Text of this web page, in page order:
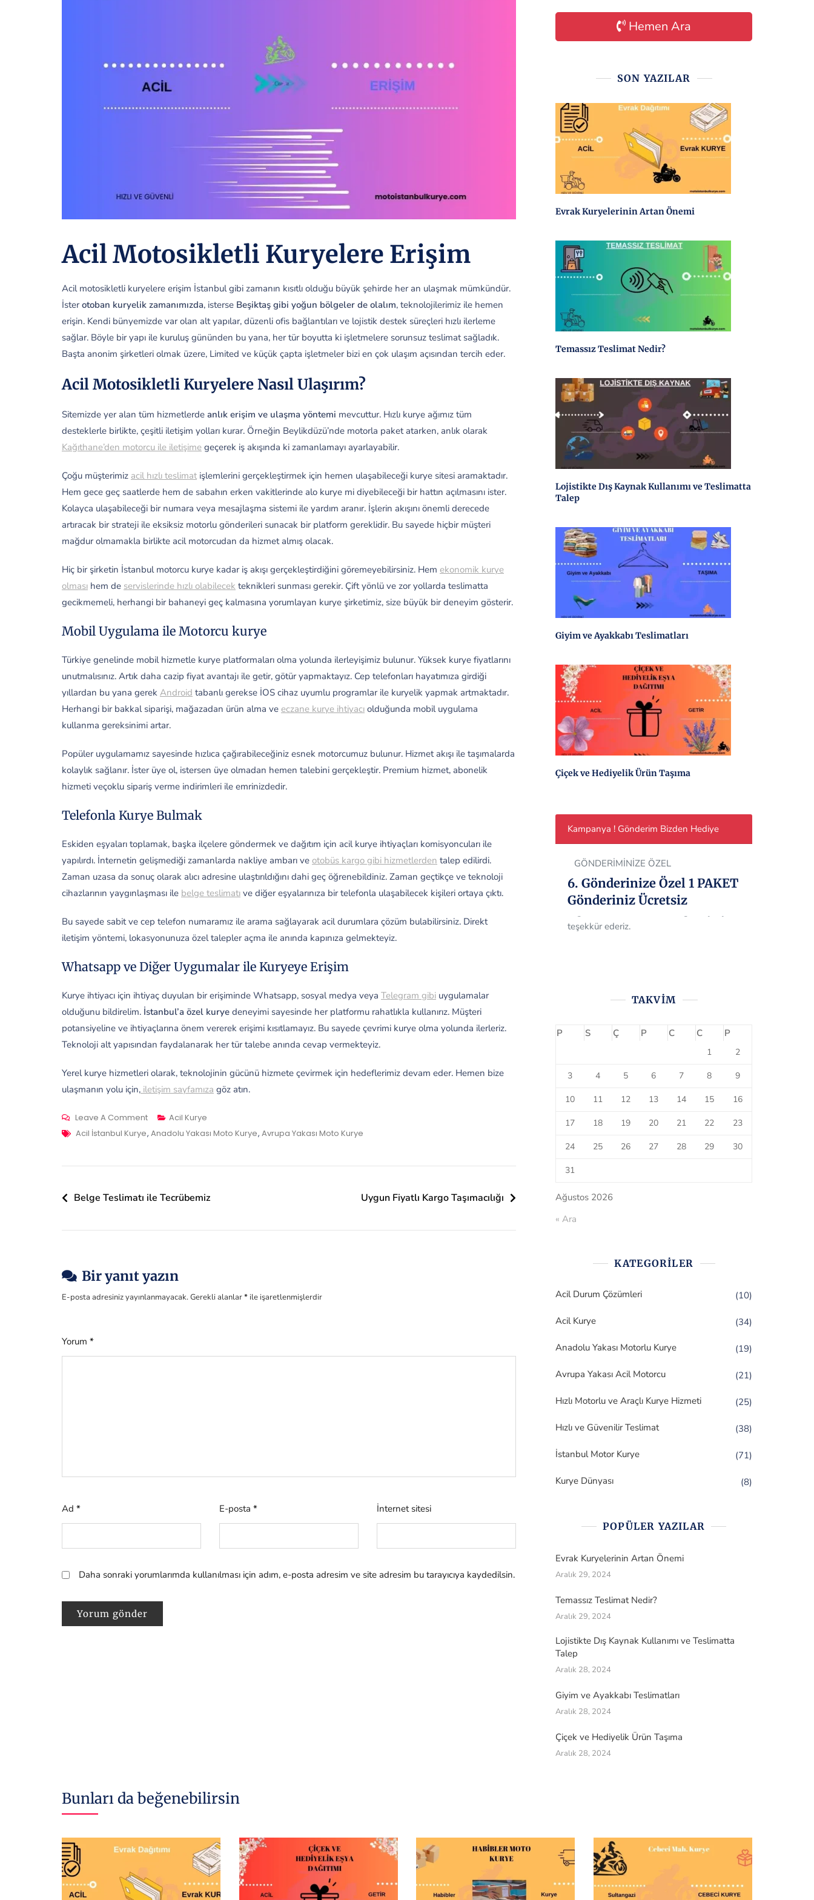
Acil Motosikletli Kuryelere Erişim
Acil motosikletli kuryelere erişim İstanbul gibi zamanın kısıtlı olduğu büyük şehirde her an ulaşmak mümkündür.
İsterotoban kuryelik zamanımızda, isterse Beşiktaş gibi yoğun bölgeler de olalım, teknolojilerimiz ile hemen
erişin. Kendi bünyemizde var olan alt yapılar, düzenli ofis bağlantıları ve lojistik destek süreçleri hızlı ilerleme
sağlar. Böyle bir yapı ile kuruluş gününden bu yana, her tür boyutta ki işletmelere sorunsuz teslimat sağladık.
Başta anonim şirketleri olmak üzere, Limited ve küçük çapta işletmeler bizi en çok ulaşım açısından tercih eder.
Acil Motosikletli Kuryelere Nasıl Ulaşırım?
Sitemizde yer alan tüm hizmetlerde anlık erişim ve ulaşma yöntemi mevcuttur. Hızlı kurye ağımız tüm
desteklerle birlikte, çeşitli iletişim yolları kurar. Örneğin Beylikdüzü’nde motorla paket atarken, anlık olarak
Kağıthane’den motorcu ile iletişime geçerek iş akışında ki zamanlamayı ayarlayabilir.
Çoğu müşterimiz acil hızlı teslimat işlemlerini gerçekleştirmek için hemen ulaşabileceği kurye sitesi aramaktadır.
Hem gece geç saatlerde hem de sabahın erken vakitlerinde alo kurye mi diyebileceği bir hattın açılmasını ister.
Kolayca ulaşabileceği bir numara veya mesajlaşma sistemi ile yardım aranır. İşlerin akışını önemli derecede
artıracak bir strateji ile eksiksiz motorlu gönderileri sunacak bir platform gereklidir. Bu sayede hiçbir müşteri
mağdur olmamakla birlikte acil motorcudan da hizmet almış olacak.
Hiç bir şirketin İstanbul motorcu kurye kadar iş akışı gerçekleştirdiğini göremeyebilirsiniz. Hem ekonomik kurye
olması hem de servislerinde hızlı olabilecek teknikleri sunması gerekir. Çift yönlü ve zor yollarda teslimatta
gecikmemeli, herhangi bir bahaneyi geç kalmasına yorumlayan kurye şirketimiz, size büyük bir deneyim gösterir.
Mobil Uygulama ile Motorcu kurye
Türkiye genelinde mobil hizmetle kurye platformaları olma yolunda ilerleyişimiz bulunur. Yüksek kurye fiyatlarını
unutmalısınız. Artık daha cazip fiyat avantajı ile getir, götür yapmaktayız. Cep telefonları hayatımıza girdiği
yıllardan bu yana gerek Android tabanlı gerekse İOS cihaz uyumlu programlar ile kuryelik yapmak artmaktadır.
Herhangi bir bakkal siparişi, mağazadan ürün alma ve eczane kurye ihtiyacı olduğunda mobil uygulama
kullanma gereksinimi artar.
Popüler uygulamamız sayesinde hızlıca çağırabileceğiniz esnek motorcumuz bulunur. Hizmet akışı ile taşımalarda
kolaylık sağlanır. İster üye ol, istersen üye olmadan hemen talebini gerçekleştir. Premium hizmet, abonelik
hizmeti veçoklu sipariş verme indirimleri ile emrinizdedir.
Telefonla Kurye Bulmak
Eskiden eşyaları toplamak, başka ilçelere göndermek ve dağıtım için acil kurye ihtiyaçları komisyoncuları ile
yapılırdı. İnternetin gelişmediği zamanlarda nakliye ambarı ve otobüs kargo gibi hizmetlerden talep edilirdi.
Zaman uzasa da sonuç olarak alıcı adresine ulaştırıldığını dahi geç öğrenebildiniz. Zaman geçtikçe ve teknoloji
cihazlarının yaygınlaşması ile belge teslimatı ve diğer eşyalarınıza bir telefonla ulaşabilecek kişileri ortaya çıktı.
Bu sayede sabit ve cep telefon numaramız ile arama sağlayarak acil durumlara çözüm bulabilirsiniz. Direkt
iletişim yöntemi, lokasyonunuza özel talepler açma ile anında kapınıza gelmekteyiz.
Whatsapp ve Diğer Uygumalar ile Kuryeye Erişim
Kurye ihtiyacı için ihtiyaç duyulan bir erişiminde Whatsapp, sosyal medya veya Telegram gibi uygulamalar
olduğunu bildirelim. İstanbul’a özel kurye deneyimi sayesinde her platformu rahatlıkla kullanırız. Müşteri
potansiyeline ve ihtiyaçlarına önem vererek erişimi kısıtlamayız. Bu sayede çevrimi kurye olma yolunda ilerleriz.
Teknoloji alt yapısından faydalanarak her tür talebe anında cevap vermekteyiz.
Yerel kurye hizmetleri olarak, teknolojinin gücünü hizmete çevirmek için hedeflerimiz devam eder. Hemen bize
ulaşmanın yolu için, iletişim sayfamıza göz atın.
Leave A CommentOn
Acil
Kuryelere
Acil Kurye
Tags
Acil İstanbul Kurye, Anadolu Yakası Moto Kurye, Avrupa Yakası Moto Kurye
Yazı
Belge Teslimatı ile Tecrübemiz Uygun Fiyatlı Kargo Taşımacılığı
Bir yanıt yazın
E-posta adresiniz yayınlanmayacak.Gerekli alanlar* ile işaretlenmişlerdir
Yorum *
Ad * E-posta * İnternet sitesi
Daha sonraki yorumlarımda kullanılması için adım, e-posta adresim ve site adresim bu tarayıcıya kaydedilsin.
Hemen Ara
SON YAZILAR
Evrak Kuryelerinin Artan Önemi
Temassız Teslimat Nedir?
Lojistikte Dış Kaynak Kullanımı ve Teslimatta
Talep
Giyim ve Ayakkabı Teslimatları
Çiçek ve Hediyelik Ürün Taşıma
Kampanya ! Gönderim Bizden Hediye
GÖNDERİMİNİZE ÖZEL
6. Gönderinize Özel 1 PAKET
Gönderiniz Ücretsiz
6.gönderisinde 1 gönderimi ücretsiz olarak
teşekkür ederiz.
TAKVIM
Ağustos 2026
P S Ç P C C P
1 2
3 4 5 6 7 8 9
10 11 12 13 14 15 16
17 18 19 20 21 22 23
24 25 26 27 28 29 30
31
« Ara
KATEGORILER
Acil Durum Çözümleri (10)
Acil Kurye (34)
Anadolu Yakası Motorlu Kurye (19)
Avrupa Yakası Acil Motorcu (21)
Hızlı Motorlu ve Araçlı Kurye Hizmeti (25)
Hızlı ve Güvenilir Teslimat (38)
İstanbul Motor Kurye (71)
Kurye Dünyası (8)
POPÜLER YAZILAR
Evrak Kuryelerinin Artan Önemi
Aralık 29, 2024
Temassız Teslimat Nedir?
Aralık 29, 2024
Lojistikte Dış Kaynak Kullanımı ve Teslimatta
Talep
Aralık 28, 2024
Giyim ve Ayakkabı Teslimatları
Aralık 28, 2024
Çiçek ve Hediyelik Ürün Taşıma
Aralık 28, 2024
Bunları da beğenebilirsin